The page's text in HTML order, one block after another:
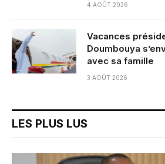
4 AOÛT 2026
Vacances
Doumbouya
avec sa famille
3 AOÛT 2026
LES PLUS LUS